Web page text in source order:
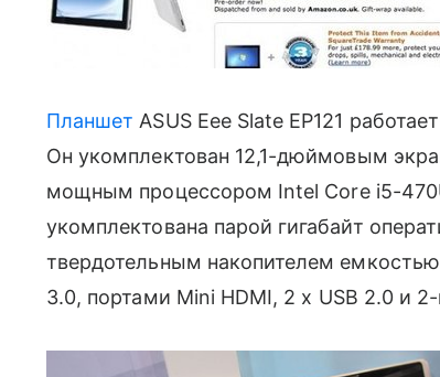
Планшет ASUS Eee Slate EP121
Он укомплектован 12,1-дюймовым
мощным процессором Intel Core i5-
укомплектована парой гигабайт
твердотельным накопителем
3.0, портами Mini HDMI, 2 x USB 2.0 и